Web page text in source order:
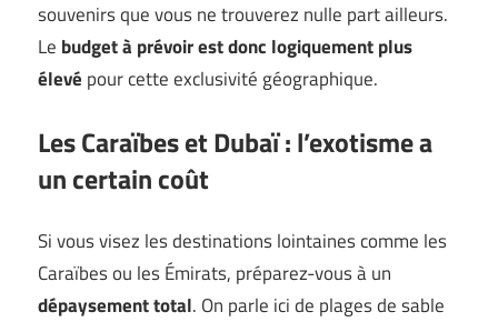
souvenirs que vous ne trouverez nulle part ailleurs.
Le budget à prévoir est donc logiquement plus
élevé pour cette exclusivité géographique.
Les Caraïbes et Dubaï : l’exotisme a
un certain coût
Si vous visez les destinations lointaines comme les
Caraïbes ou les Émirats, préparez-vous à un
dépaysement total. On parle ici de plages de sable